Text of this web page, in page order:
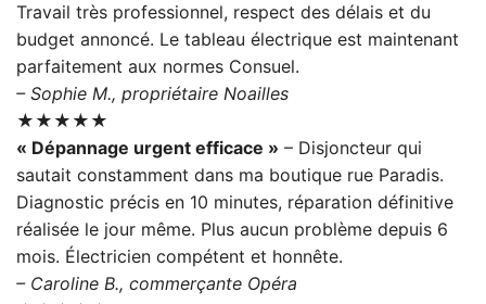
Travail très professionnel, respect des délais et du
budget annoncé. Le tableau électrique est maintenant
parfaitement aux normes Consuel.
– Sophie M., propriétaire Noailles
★★★★★
« Dépannage urgent efficace » – Disjoncteur qui
sautait constamment dans ma boutique rue Paradis.
Diagnostic précis en 10 minutes, réparation définitive
réalisée le jour même. Plus aucun problème depuis 6
mois. Électricien compétent et honnête.
– Caroline B., commerçante Opéra